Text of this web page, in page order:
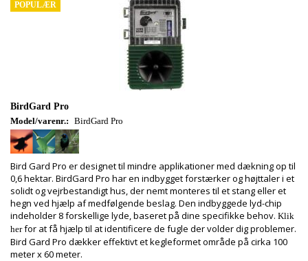
POPULÆR
BirdGard Pro
Model/varenr.: BirdGard Pro
Bird Gard Pro er designet til mindre applikationer med dækning op til
0,6 hektar. BirdGard Pro har en indbygget forstærker og højttaler i et
solidt og vejrbestandigt hus, der nemt monteres til et stang eller et
hegn ved hjælp af medfølgende beslag. Den indbyggede lyd-chip
indeholder 8 forskellige lyde, baseret på dine specifikke behov. Klik
herfor at få hjælp til at identificere de fugle der volder dig problemer.
Bird Gard Pro dækker effektivt et kegleformet område på cirka 100
meter x 60 meter.